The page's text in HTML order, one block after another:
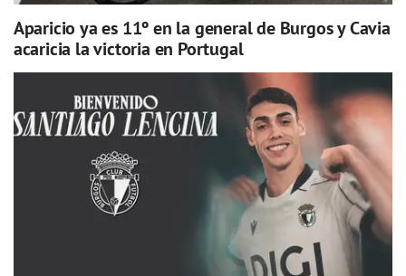
Aparicio ya es 11º en la general de Burgos y Cavia
acaricia la victoria en Portugal